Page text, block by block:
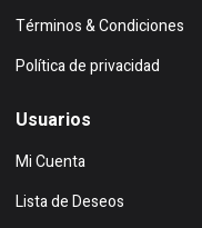
Términos & Condiciones
Política de privacidad
Usuarios
Mi Cuenta
Lista de Deseos